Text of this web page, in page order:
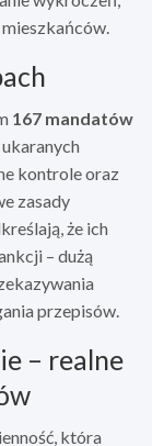
167 mandatów
kontrole oraz
zasady
że ich
– dużą
przepisów.
– realne
która